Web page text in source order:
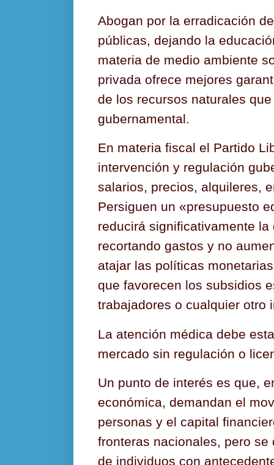
Abogan por la erradicación
públicas, dejando la
materia de medio ambiente
privada ofrece mejores
de los recursos naturales
gubernamental.
En materia fiscal el Partido
intervención y regulación
salarios, precios, alquileres,
Persiguen un «presupuesto
reducirá significativamente la
recortando gastos y no
atajar las políticas
que favorecen los subsidios
trabajadores o cualquier otro
La atención médica debe
mercado sin regulación o
Un punto de interés es que,
económica, demandan el
personas y el capital
fronteras nacionales, pero
de individuos con